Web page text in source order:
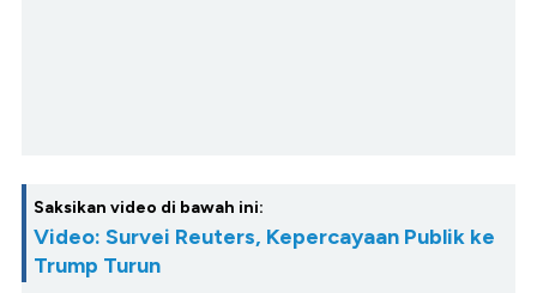
Saksikan video di bawah ini:
Video: Survei Reuters, Kepercayaan Publik ke
Trump Turun